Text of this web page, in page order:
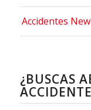
Accidentes
¿BUSCAS